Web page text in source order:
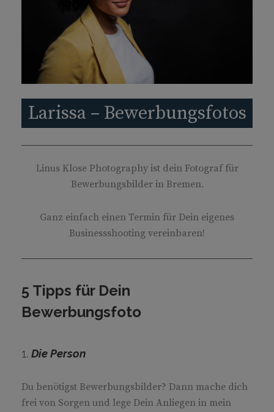
Larissa – Bewerbungsfotos
Linus Klose Photography ist dein Fotograf für
Bewerbungsbilder in Bremen.
Ganz einfach einen Termin für Dein eigenes
Businessshooting vereinbaren!
5 Tipps für Dein
Bewerbungsfoto
1. Die Person
Du benötigst Bewerbungsbilder? Dann mache dich
frei von Sorgen und lege Dein Anliegen in mein